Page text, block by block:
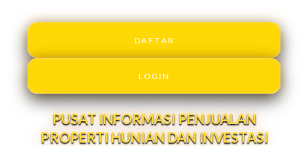
DAFTAR
LOGIN
PUSAT INFORMASI PENJUALAN
PROPERTI HUNIAN DAN INVESTASI